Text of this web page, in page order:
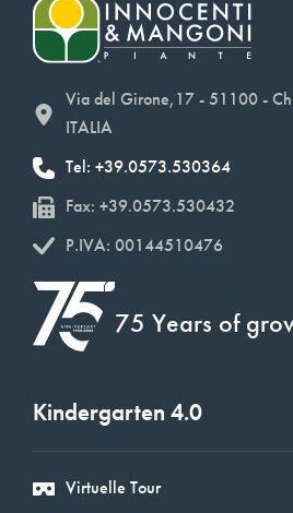
Via del Girone,17 - 51100 -
ITALIA
Tel: +39.0573.530364
Fax: +39.0573.530432
P.IVA: 00144510476
75 Years of
Kindergarten 4.0
Virtuelle Tour